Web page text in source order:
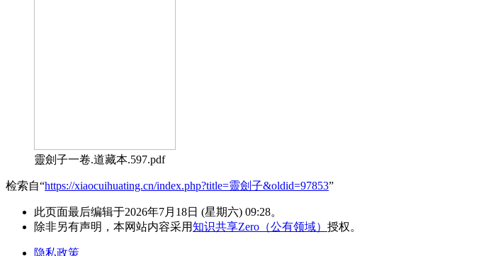
靈劍子一卷.道藏本.597.pdf
检索自“https://xiaocuihuating.cn/index.php?title=靈劍子&oldid=97853”
此页面最后编辑于2026年7月18日 (星期六) 09:28。
除非另有声明，本网站内容采用知识共享Zero（公有领域） 授权。
隐私政策